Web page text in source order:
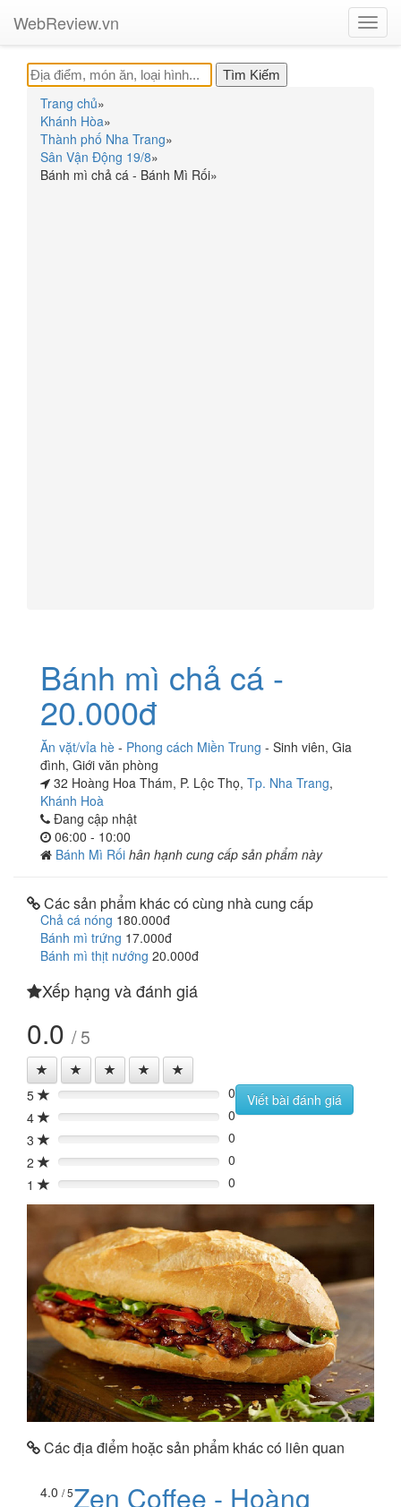
WebReview.vn
Trang chủ»
Khánh Hòa»
Thành phố Nha Trang»
Sân Vận Động 19/8»
Bánh mì chả cá - Bánh Mì Rối»
Bánh mì chả cá -
20.000đ
Ăn vặt/vỉa hè - Phong cách Miền Trung - Sinh viên, Gia
đình, Giới văn phòng
32 Hoàng Hoa Thám, P. Lộc Thọ, Tp. Nha Trang,
Khánh Hoà
Đang cập nhật
06:00 - 10:00
Bánh Mì Rối hân hạnh cung cấp sản phẩm này
Các sản phẩm khác có cùng nhà cung cấp
Chả cá nóng 180.000đ
Bánh mì trứng 17.000đ
Bánh mì thịt nướng 20.000đ
Xếp hạng và đánh giá
0.0 / 5
5 0%
0
4
0%
0
3
0%
0
2
0%
0
1
0% 0
Viết bài đánh giá
Các địa điểm hoặc sản phẩm khác có liên quan
4.0 / 5Zen Coffee - Hoàng